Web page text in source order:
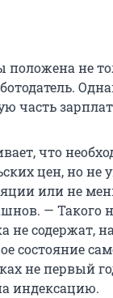
положена не
часть
что
цен, но не
или не
— Такого
не содержат,
состояние
не первый
индексацию.